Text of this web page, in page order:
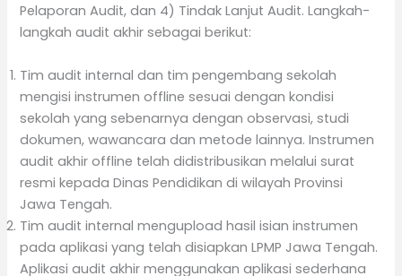
Pelaporan Audit, dan 4) Tindak Lanjut Audit. Langkah-
langkah audit akhir sebagai berikut:
Tim audit internal dan tim pengembang sekolah
mengisi instrumen offline sesuai dengan kondisi
sekolah yang sebenarnya dengan observasi, studi
dokumen, wawancara dan metode lainnya. Instrumen
audit akhir offline telah didistribusikan melalui surat
resmi kepada Dinas Pendidikan di wilayah Provinsi
Jawa Tengah.
Tim audit internal mengupload hasil isian instrumen
pada aplikasi yang telah disiapkan LPMP Jawa Tengah.
Aplikasi audit akhir menggunakan aplikasi sederhana